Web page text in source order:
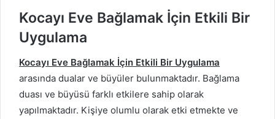
Kocayı Eve Bağlamak İçin Etkili Bir
Uygulama
Kocayı Eve Bağlamak İçin Etkili Bir Uygulama
arasında dualar ve büyüler bulunmaktadır. Bağlama
duası ve büyüsü farklı etkilere sahip olarak
yapılmaktadır. Kişiye olumlu olarak etki etmekte ve